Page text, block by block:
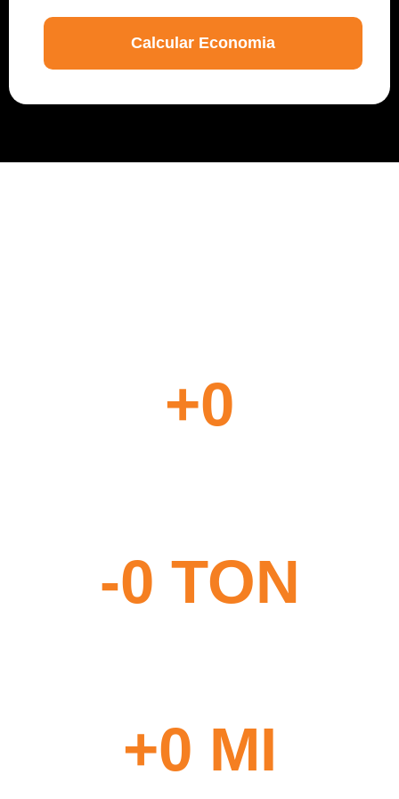
Calcular Economia
+0
-0 TON
+0 MI